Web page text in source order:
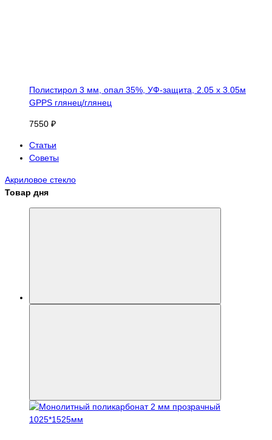
Полистирол 3 мм, опал 35%, УФ-защита, 2.05 х 3.05м
GPPS глянец/глянец
7550 ₽
Статьи
Советы
Акриловое стекло
Товар дня